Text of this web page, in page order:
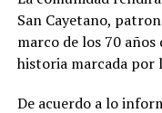
San Cayetano,
marco de los 70
historia marcada por
De acuerdo a lo